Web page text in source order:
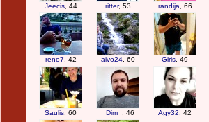
Jeecis, 44 ritter, 53 randija , 66
reno7 , 42 aivo24, 60 Giris , 49
Saulis , 60 _Dim_ , 46 Agy32 , 42